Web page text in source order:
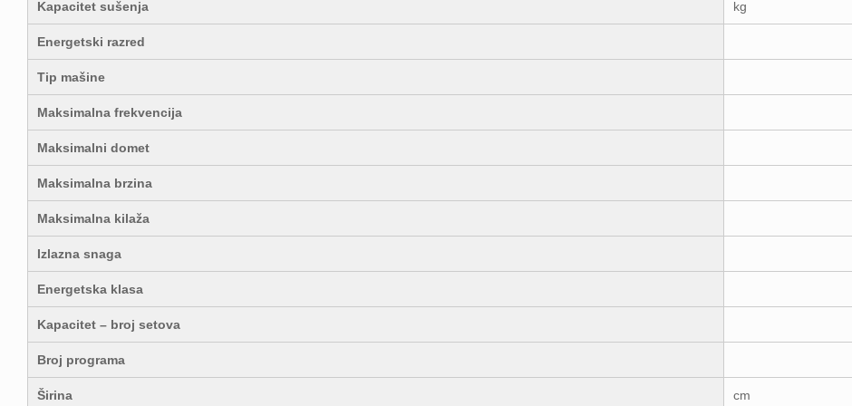
Kapacitet sušenja kg
Energetski razred
Tip mašine
Maksimalna frekvencija
Maksimalni domet
Maksimalna brzina
Maksimalna kilaža
Izlazna snaga
Energetska klasa
Kapacitet – broj setova
Broj programa
Širina cm